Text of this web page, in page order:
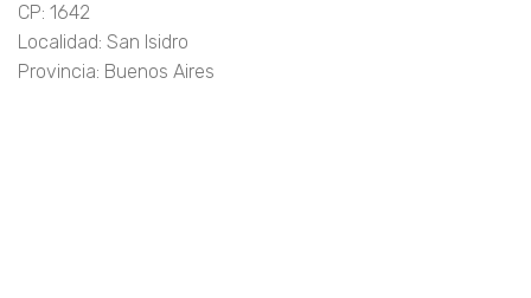
CP: 1642
Localidad: San Isidro
Provincia: Buenos Aires